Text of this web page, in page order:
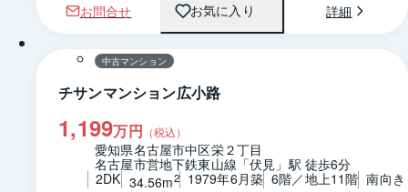
お問合せ お気に入り 詳細
1 / 0 間取り
中古マンション
チサンマンション広小路
1,199万円 （税込）
愛知県名古屋市中区栄２丁目
名古屋市営地下鉄東山線「伏見」駅 徒歩6分
2DK 34.56m2 1979年6月築 6階／地上11階 南向き